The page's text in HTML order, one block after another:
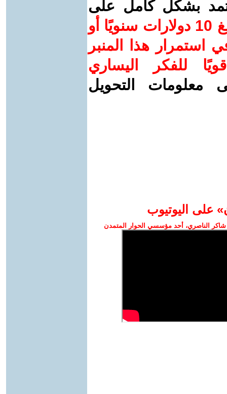
بشكل كامل على
ساهم/ي معنا! بدعمكم بمبلغ 10 دولارات سنويًا أو
استمرار هذا المنبر
للفكر اليساري
معلومات التحويل
على اليوتيوب
الناصري، أحد مؤسسي الحوار المتمدن